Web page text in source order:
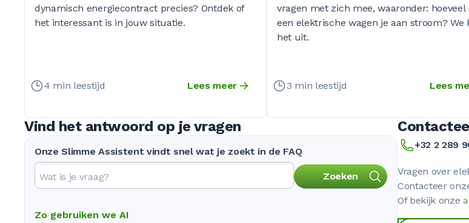
dynamisch energiecontract precies? Ontdek of
het interessant is in jouw situatie.
4 min leestijd Lees meer
vragen met zich mee, waaronder: hoeveel
een elektrische wagen je aan stroom? We
het uit.
3 min leestijd Lees
Vind het antwoord op je vragen
Onze Slimme Assistent vindt snel wat je zoekt in de FAQ
Zoeken
Zo gebruiken we AI
+32 2 289
Vragen over
Contacteer
Of bekijk onze